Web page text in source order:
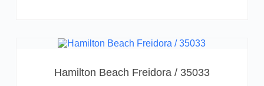
Hamilton Beach Freidora / 35033